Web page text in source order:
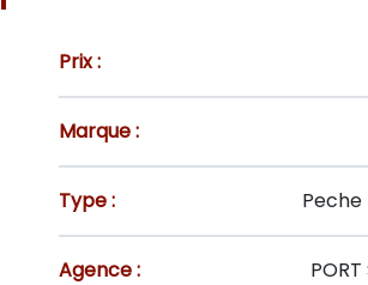
Prix :
Marque :
Type :
Agence : PORT